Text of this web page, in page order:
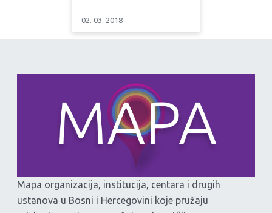
02. 03. 2018
Mapa organizacija, institucija, centara i drugih
ustanova u Bosni i Hercegovini koje pružaju